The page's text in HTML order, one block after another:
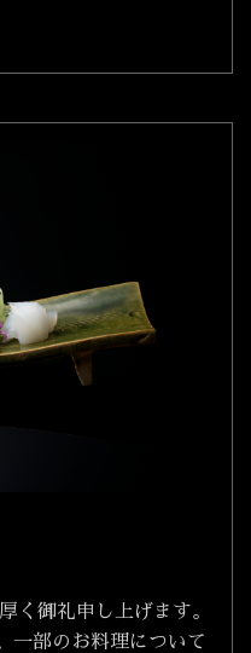
く御礼申し上げます。
一部のお料理について